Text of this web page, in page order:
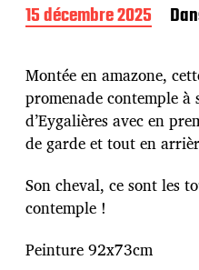
D
a
e
d
e
p
u
l
i
c
t
15 décembre 2025
Montée en amazone,
promenade contemple à
d’Eygalières avec en
de garde et tout en
Son cheval, ce sont les
contemple !
Peinture 92x73cm